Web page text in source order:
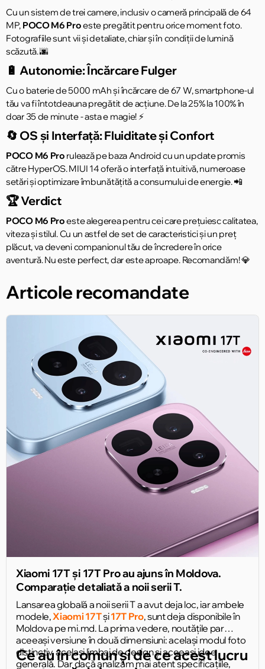
Cu un sistem de trei camere, inclusiv o cameră principală de 64
MP, POCO M6 Proeste pregătit pentru orice moment foto.
Fotografiile sunt vii și detaliate, chiar și în condiții de lumină
scăzută. 🌆
🔋 Autonomie: Încărcare Fulger
Cu o baterie de 5000 mAh și încărcare de 67 W, smartphone-ul
tău va fi întotdeauna pregătit de acțiune. De la 25% la 100% în
doar 35 de minute - asta e magie! ⚡
🔄 OS și Interfață: Fluiditate și Confort
POCO M6 Pro rulează pe baza Android cu un update promis
către HyperOS. MIUI 14 oferă o interfață intuitivă, numeroase
setări și optimizare îmbunătățită a consumului de energie. 📲
🏆 Verdict
POCO M6 Proeste alegerea pentru cei care prețuiesc calitatea,
viteza și stilul. Cu un astfel de set de caracteristici și un preț
plăcut, va deveni companionul tău de încredere în orice
aventură. Nu este perfect, dar este aproape. Recomandăm! 💎
Articole recomandate
Xiaomi 17T și 17T Pro au ajuns în Moldova.
Comparație detaliată a noii serii T.
Lansarea globală a noii serii T a avut deja loc, iar ambele
modele,Xiaomi 17Tși17T Pro, sunt deja disponibile în
Moldova pe mi.md. La prima vedere, noutățile par
aceeași versiune în două dimensiuni: același modul foto
distinctiv, același limbaj de design și aceeași idee
generală. Dar dacă analizăm mai atent specificațiile,
Ce au în comun și de ce acest lucru